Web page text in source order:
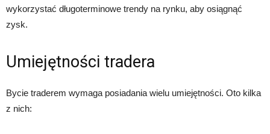
wykorzystać długoterminowe trendy na rynku, aby osiągnąć
zysk.
Umiejętności tradera
Bycie traderem wymaga posiadania wielu umiejętności. Oto kilka
z nich: